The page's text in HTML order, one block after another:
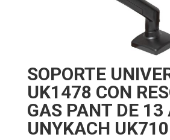
SOPORTE
UK1478 CON
GAS PANT DE 13
UNYKACH